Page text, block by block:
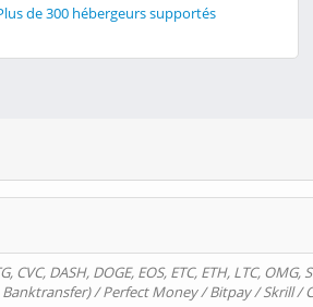
de 300 hébergeurs supportés
DASH, DOGE, EOS, ETC, ETH, LTC, OMG,
Banktransfer) / Perfect Money / Bitpay / Skrill /